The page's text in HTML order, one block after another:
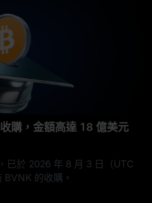
購，金額高達 18 億美元
已於 2026 年 8 月 3 日（UTC
的收購。